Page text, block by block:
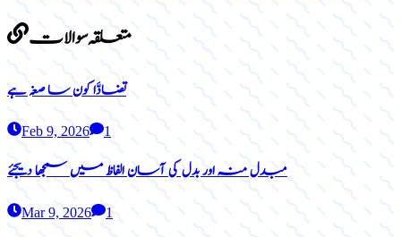
متعلقہ سوالات
تضادَّا کون سا صغہ ہے
Feb 9, 2026 1
مبدل منہ اور بدل کی آسان الفاظ میں سمجھا دیجئے
Mar 9, 2026 1